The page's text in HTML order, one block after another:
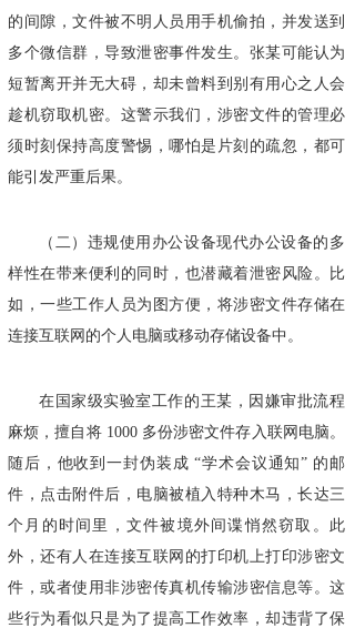
的间隙，文件被不明人员用手机偷拍，并发送到
多个微信群，导致泄密事件发生。张某可能认为
短暂离开并无大碍，却未曾料到别有用心之人会
趁机窃取机密。这警示我们，涉密文件的管理必
须时刻保持高度警惕，哪怕是片刻的疏忽，都可
能引发严重后果。
（二）违规使用办公设备现代办公设备的多
样性在带来便利的同时，也潜藏着泄密风险。比
如，一些工作人员为图方便，将涉密文件存储在
连接互联网的个人电脑或移动存储设备中。
在国家级实验室工作的王某，因嫌审批流程
麻烦，擅自将 1000 多份涉密文件存入联网电脑。
随后，他收到一封伪装成 “学术会议通知” 的邮
件，点击附件后，电脑被植入特种木马，长达三
个月的时间里，文件被境外间谍悄然窃取。此
外，还有人在连接互联网的打印机上打印涉密文
件，或者使用非涉密传真机传输涉密信息等。这
些行为看似只是为了提高工作效率，却违背了保